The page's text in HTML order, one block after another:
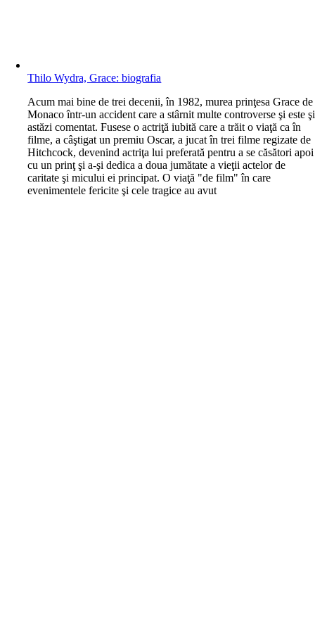
Thilo Wydra, Grace: biografia
Acum mai bine de trei decenii, în 1982, murea prinţesa Grace de
Monaco într-un accident care a stârnit multe controverse şi este şi
astăzi comentat. Fusese o actriţă iubită care a trăit o viaţă ca în
filme, a câştigat un premiu Oscar, a jucat în trei filme regizate de
Hitchcock, devenind actriţa lui preferată pentru a se căsători apoi
cu un prinţ şi a-şi dedica a doua jumătate a vieţii actelor de
caritate şi micului ei principat. O viaţă "de film" în care
evenimentele fericite şi cele tragice au avut